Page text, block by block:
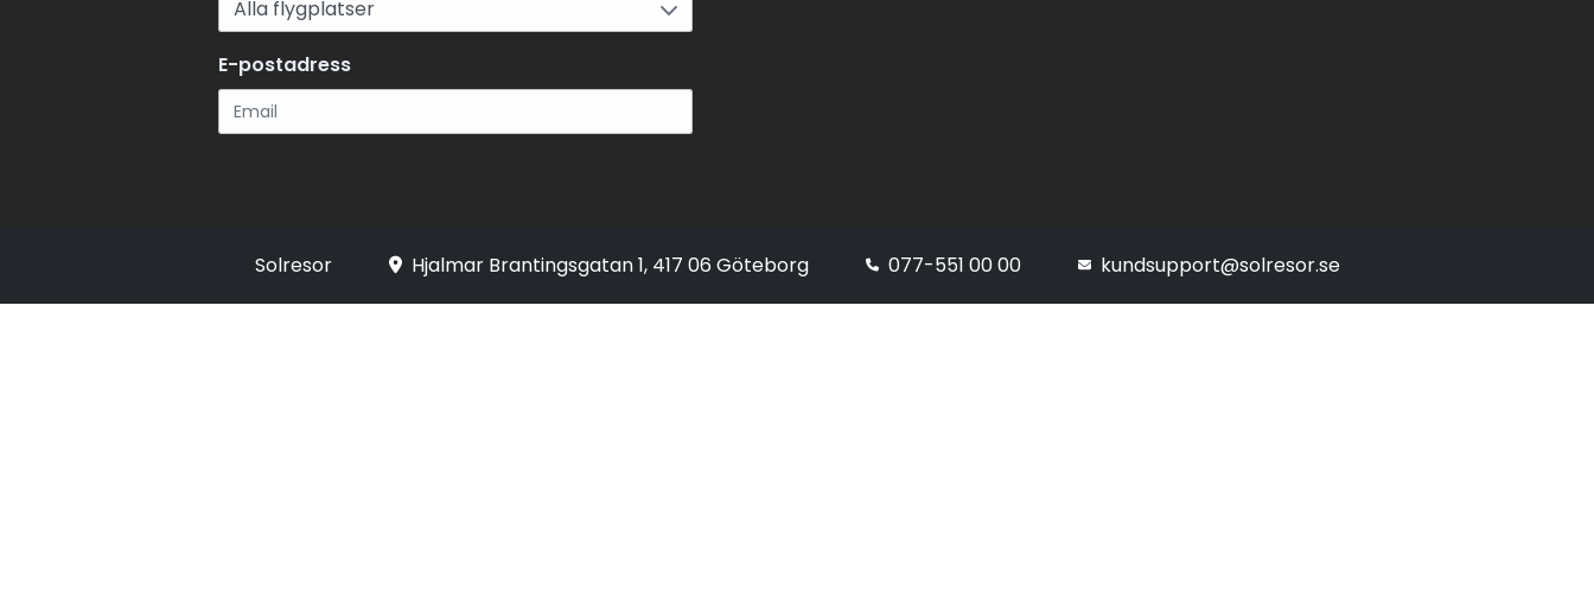
E-postadress
Solresor Hjalmar Brantingsgatan 1, 417 06 Göteborg 077-551 00 00 kundsupport@solresor.se